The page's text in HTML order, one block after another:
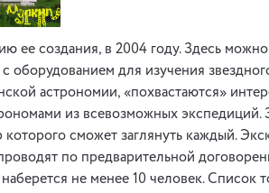
ее создания, в 2004 году. Здесь можно
оборудованием для изучения
астрономии, «похвастаются»
из всевозможных экспедиций.
сможет заглянуть каждый.
по предварительной
не менее 10 человек. Список